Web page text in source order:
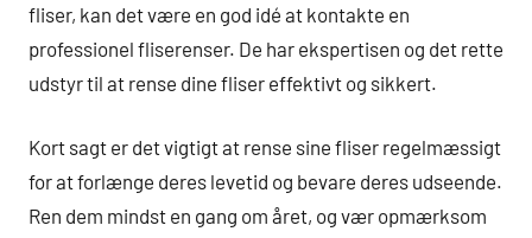
fliser, kan det være en god idé at kontakte en
professionel fliserenser. De har ekspertisen og det rette
udstyr til at rense dine fliser effektivt og sikkert.
Kort sagt er det vigtigt at rense sine fliser regelmæssigt
for at forlænge deres levetid og bevare deres udseende.
Ren dem mindst en gang om året, og vær opmærksom